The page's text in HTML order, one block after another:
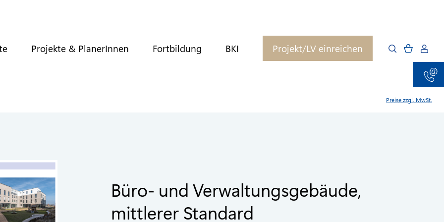
Projekte & PlanerInnen Fortbildung BKI Projekt/LV einreichen
Preise zzgl. MwSt.
Büro- und Verwaltungsgebäude,
mittlerer Standard